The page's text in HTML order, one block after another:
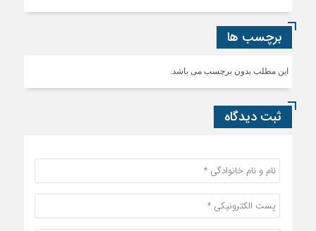
برچسب ها
این مطلب بدون برچسب می باشد.
ثبت دیدگاه